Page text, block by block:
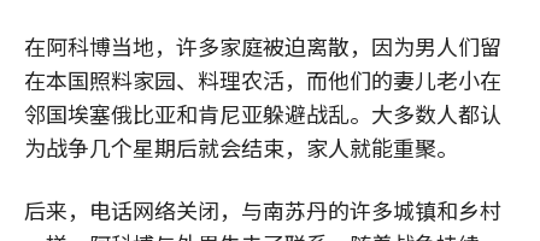
在阿科博当地，许多家庭被迫离散，因为男人们留
在本国照料家园、料理农活，而他们的妻儿老小在
邻国埃塞俄比亚和肯尼亚躲避战乱。大多数人都认
为战争几个星期后就会结束，家人就能重聚。
后来，电话网络关闭，与南苏丹的许多城镇和乡村